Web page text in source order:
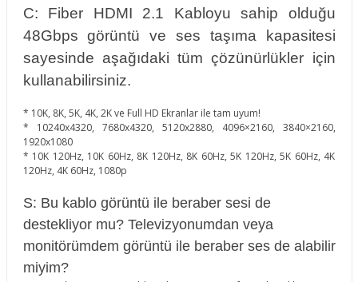
C: Fiber HDMI 2.1 Kabloyu sahip olduğu
48Gbps görüntü ve ses taşıma kapasitesi
sayesinde aşağıdaki tüm çözünürlükler için
kullanabilirsiniz.
* 10K, 8K, 5K, 4K, 2K ve Full HD Ekranlar ile tam uyum!
* 10240x4320, 7680x4320, 5120x2880, 4096×2160, 3840×2160,
1920x1080
* 10K 120Hz, 10K 60Hz, 8K 120Hz, 8K 60Hz, 5K 120Hz, 5K 60Hz, 4K
120Hz, 4K 60Hz, 1080p
S: Bu kablo görüntü ile beraber sesi de
destekliyor mu? Televizyonumdan veya
monitörümdem görüntü ile beraber ses de alabilir
miyim?